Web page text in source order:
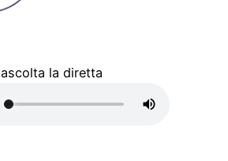
ascolta la diretta